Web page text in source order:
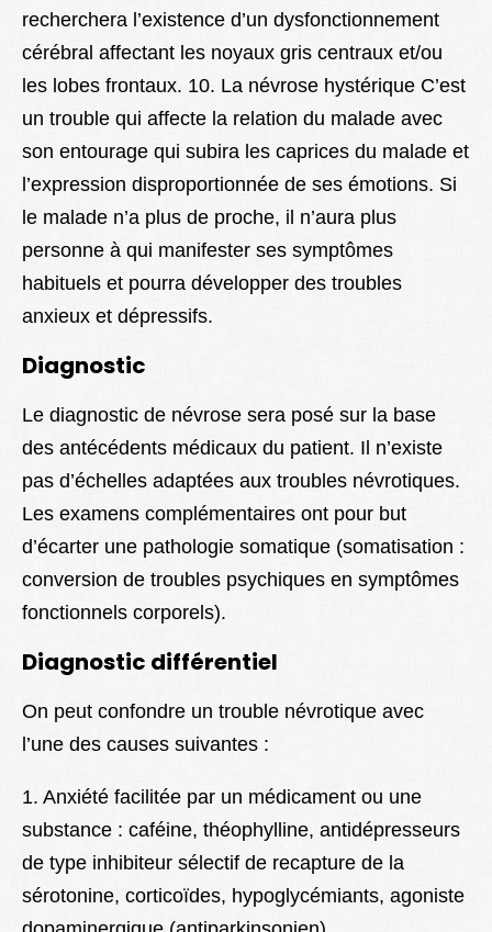
recherchera l’existence d’un dysfonctionnement
cérébral affectant les noyaux gris centraux et/ou
les lobes frontaux. 10. La névrose hystérique C’est
un trouble qui affecte la relation du malade avec
son entourage qui subira les caprices du malade et
l’expression disproportionnée de ses émotions. Si
le malade n’a plus de proche, il n’aura plus
personne à qui manifester ses symptômes
habituels et pourra développer des troubles
anxieux et dépressifs.
Diagnostic
Le diagnostic de névrose sera posé sur la base
des antécédents médicaux du patient. Il n’existe
pas d’échelles adaptées aux troubles névrotiques.
Les examens complémentaires ont pour but
d’écarter une pathologie somatique (somatisation :
conversion de troubles psychiques en symptômes
fonctionnels corporels).
Diagnostic différentiel
On peut confondre un trouble névrotique avec
l’une des causes suivantes :
1. Anxiété facilitée par un médicament ou une
substance : caféine, théophylline, antidépresseurs
de type inhibiteur sélectif de recapture de la
sérotonine, corticoïdes, hypoglycémiants, agoniste